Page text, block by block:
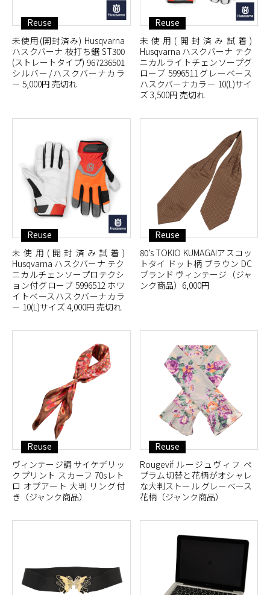
Reuse
未使用(開封済み) Husqvarna
ハスクバーナ 枝打ち鋸 ST300
(ストレートタイプ) 967236501
シルバー/ハスクバーナカラ
ー 5,000円 売切れ
Reuse
未使用(開封済み試着)
Husqvarna ハスクバーナ テク
ニカルライトチェンソープグ
ローブ 5996511 グレーベース
ハスクバーナカラー 10(L)サイ
ズ 3,500円 売切れ
Reuse
未使用(開封済み試着)
Husqvarna ハスクバーナ テク
ニカルチェンソープロテクシ
ョン付グローブ 5996512 ホワ
イトベースハスクバーナカラ
ー 10(L)サイズ 4,000円 売切れ
Reuse
80’s TOKIO KUMAGAIアスコッ
トタイ ドット柄 ブラウン DC
ブランド ヴィンテージ（ジャ
ンク商品）6,000円
Reuse
ヴィンテージ調 サイケデリッ
クプリント スカーフ 70sレト
ロ オプアート 大判 リング付
き（ジャンク商品）
Reuse
Rougevif ルージュヴィフ ペ
プラム切替と花柄がオシャレ
な大判ストール グレーベース
花柄（ジャンク商品）